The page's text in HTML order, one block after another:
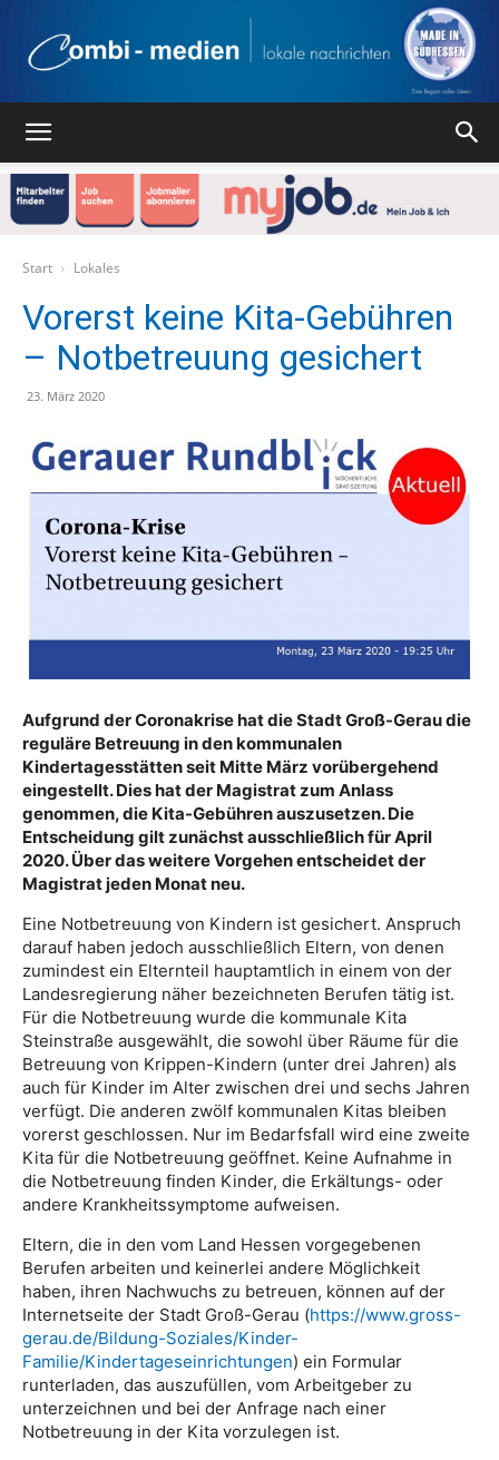
Verlag
Start Lokales
Vorerst keine Kita-Gebühren
– Notbetreuung gesichert
23. März 2020
Aufgrund der Coronakrise hat die Stadt Groß-Gerau die
reguläre Betreuung in den kommunalen
Kindertagesstätten seit Mitte März vorübergehend
eingestellt. Dies hat der Magistrat zum Anlass
genommen, die Kita-Gebühren auszusetzen. Die
Entscheidung gilt zunächst ausschließlich für April
2020. Über das weitere Vorgehen entscheidet der
Magistrat jeden Monat neu.
Eine Notbetreuung von Kindern ist gesichert. Anspruch
darauf haben jedoch ausschließlich Eltern, von denen
zumindest ein Elternteil hauptamtlich in einem von der
Landesregierung näher bezeichneten Berufen tätig ist.
Für die Notbetreuung wurde die kommunale Kita
Steinstraße ausgewählt, die sowohl über Räume für die
Betreuung von Krippen-Kindern (unter drei Jahren) als
auch für Kinder im Alter zwischen drei und sechs Jahren
verfügt. Die anderen zwölf kommunalen Kitas bleiben
vorerst geschlossen. Nur im Bedarfsfall wird eine zweite
Kita für die Notbetreuung geöffnet. Keine Aufnahme in
die Notbetreuung finden Kinder, die Erkältungs- oder
andere Krankheitssymptome aufweisen.
Eltern, die in den vom Land Hessen vorgegebenen
Berufen arbeiten und keinerlei andere Möglichkeit
haben, ihren Nachwuchs zu betreuen, können auf der
Internetseite der Stadt Groß-Gerau (https://www.gross-
gerau.de/Bildung-Soziales/Kinder-
Familie/Kindertageseinrichtungen) ein Formular
runterladen, das auszufüllen, vom Arbeitgeber zu
unterzeichnen und bei der Anfrage nach einer
Notbetreuung in der Kita vorzulegen ist.